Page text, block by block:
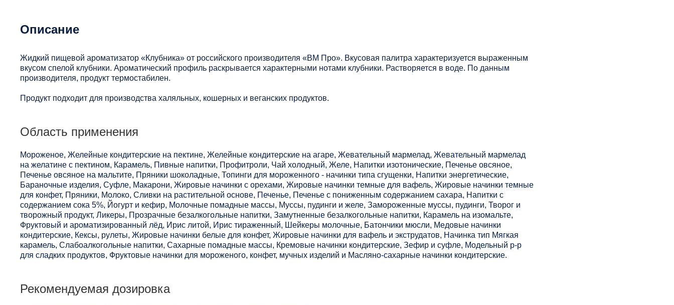
Описание
Жидкий пищевой ароматизатор «Клубника» от российского производителя «ВМ Про». Вкусовая палитра характеризуется выраженным
вкусом спелой клубники. Ароматический профиль раскрывается характерными нотами клубники. Растворяется в воде. По данным
производителя, продукт термостабилен.
Продукт подходит для производства халяльных, кошерных и веганских продуктов.
Область применения
Мороженое, Желейные кондитерские на пектине, Желейные кондитерские на агаре, Жевательный мармелад, Жевательный мармелад
на желатине с пектином, Карамель, Пивные напитки, Профитроли, Чай холодный, Желе, Напитки изотонические, Печенье овсяное,
Печенье овсяное на мальтите, Пряники шоколадные, Топинги для мороженного - начинки типа сгущенки, Напитки энергетические,
Бараночные изделия, Суфле, Макарони, Жировые начинки с орехами, Жировые начинки темные для вафель, Жировые начинки темные
для конфет, Пряники, Молоко, Сливки на растительной основе, Печенье, Печенье с пониженным содержанием сахара, Напитки с
содержанием сока 5%, Йогурт и кефир, Молочные помадные массы, Муссы, пудинги и желе, Замороженные муссы, пудинги, Творог и
творожный продукт, Ликеры, Прозрачные безалкогольные напитки, Замутненные безалкогольные напитки, Карамель на изомальте,
Фруктовый и ароматизированный лёд, Ирис литой, Ирис тираженный, Шейкеры молочные, Батончики мюсли, Медовые начинки
кондитерские, Кексы, рулеты, Жировые начинки белые для конфет, Жировые начинки для вафель и экструдатов, Начинка тип Мягкая
карамель, Слабоалкогольные напитки, Сахарные помадные массы, Кремовые начинки кондитерские, Зефир и суфле, Модельный р-р
для сладких продуктов, Фруктовые начинки для мороженого, конфет, мучных изделий и Масляно-сахарные начинки кондитерские.
Рекомендуемая дозировка